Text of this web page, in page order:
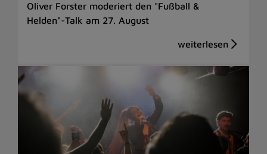
Oliver Forster moderiert den "Fußball &
Helden"-Talk am 27. August